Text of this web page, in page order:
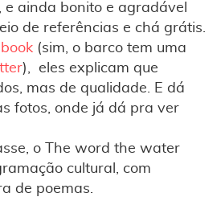
e ainda bonito e agradável
de referências e chá grátis.
(sim, o barco tem uma
), eles explicam que
mas de qualidade. E dá
fotos, onde já dá pra ver
o The word the water
cultural, com
de poemas.